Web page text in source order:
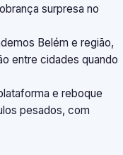
surpresa no
Belém e região,
entre cidades quando
e reboque
pesados, com